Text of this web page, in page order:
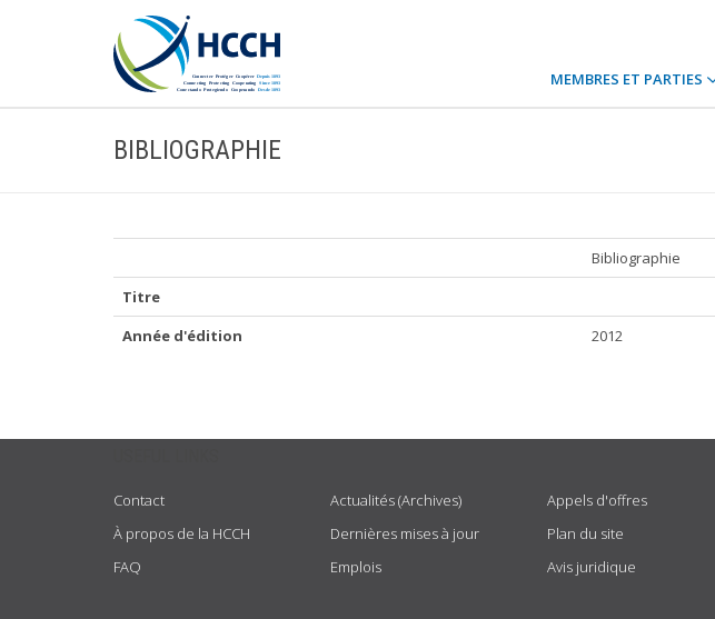
MEMBRES ET PARTIES
BIBLIOGRAPHIE
Bibliographie
Titre
Année d'édition
2012
Contact
À propos de la HCCH
FAQ
Actualités (Archives)
Dernières mises à jour
Emplois
Appels d'offres
Plan du site
Avis juridique